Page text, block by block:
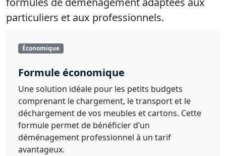
particuliers et aux professionnels.
Économique
Formule économique
Une solution idéale pour les petits budgets
comprenant le chargement, le transport et le
déchargement de vos meubles et cartons. Cette
formule permet de bénéficier d’un
déménagement professionnel à un tarif
avantageux.